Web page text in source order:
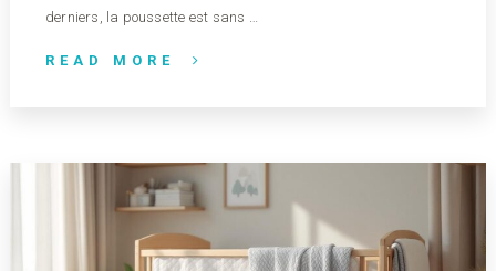
derniers, la poussette est sans …
READ MORE